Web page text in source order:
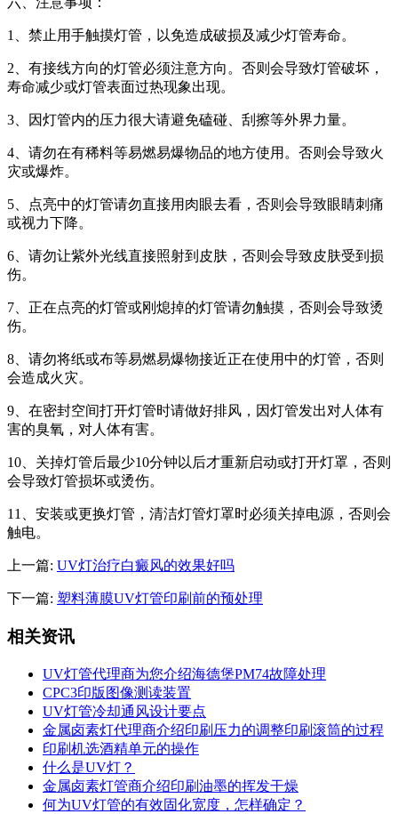
1、禁止用手触摸灯管，以免造成破损及减少灯管寿命。
2、有接线方向的灯管必须注意方向。否则会导致灯管破坏，
寿命减少或灯管表面过热现象出现。
3、因灯管内的压力很大请避免磕碰、刮擦等外界力量。
4、请勿在有稀料等易燃易爆物品的地方使用。否则会导致火
灾或爆炸。
5、点亮中的灯管请勿直接用肉眼去看，否则会导致眼睛刺痛
或视力下降。
6、请勿让紫外光线直接照射到皮肤，否则会导致皮肤受到损
伤。
7、正在点亮的灯管或刚熄掉的灯管请勿触摸，否则会导致烫
伤。
8、请勿将纸或布等易燃易爆物接近正在使用中的灯管，否则
会造成火灾。
9、在密封空间打开灯管时请做好排风，因灯管发出对人体有
害的臭氧，对人体有害。
10、关掉灯管后最少10分钟以后才重新启动或打开灯罩，否则
会导致灯管损坏或烫伤。
11、安装或更换灯管，清洁灯管灯罩时必须关掉电源，否则会
触电。
上一篇: UV灯治疗白癜风的效果好吗
下一篇: 塑料薄膜UV灯管印刷前的预处理
相关资讯
UV灯管代理商为您介绍海德堡PM74故障处理
CPC3印版图像测读装置
UV灯管冷却通风设计要点
金属卤素灯代理商介绍印刷压力的调整印刷滚筒的过程
印刷机选酒精单元的操作
什么是UV灯？
金属卤素灯管商介绍印刷油墨的挥发干燥
何为UV灯管的有效固化宽度，怎样确定？